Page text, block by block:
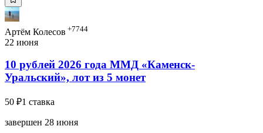
Артём Колесов +7744
22 июня
10 рублей 2026 года ММД «Каменск-
Уральский», лот из 5 монет
50 ₽1 ставка
завершен 28 июня